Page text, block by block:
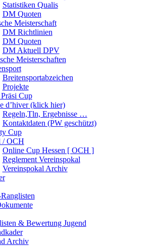
Statistiken Qualis
DM Quoten
Meisterschaft
DM Richtlinien
DM Quoten
DM Aktuell DPV
Meisterschaften
Breitensportabzeichen
Projekte
Cup
d’hiver (klick hier)
Regeln,Tln, Ergebnisse …
Kontaktdaten (PW geschützt)
Cup
/ OCH
Online Cup Hessen [ OCH ]
Reglement Vereinspokal
Vereinspokal Archiv
& Bewertung Jugend
Archiv